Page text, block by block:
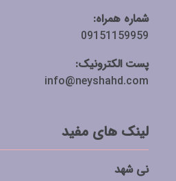
شماره همراه:
09151159959
پست الکترونیک:
info@neyshahd.com
لینک های مفید
نی شهد